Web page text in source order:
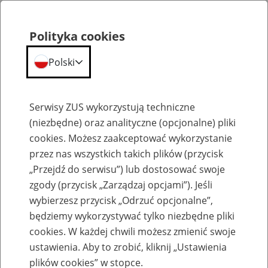
Emerytury
Baza zlikwidowanych lub
przekształconych zakładów pracy
Polityka cookies
Polski
Serwisy ZUS wykorzystują techniczne
(niezbędne) oraz analityczne (opcjonalne) pliki
cookies. Możesz zaakceptować wykorzystanie
przez nas wszystkich takich plików (przycisk
„Przejdź do serwisu”) lub dostosować swoje
zgody (przycisk „Zarządzaj opcjami”). Jeśli
wybierzesz przycisk „Odrzuć opcjonalne”,
będziemy wykorzystywać tylko niezbędne pliki
cookies. W każdej chwili możesz zmienić swoje
ustawienia. Aby to zrobić, kliknij „Ustawienia
plików cookies” w stopce.